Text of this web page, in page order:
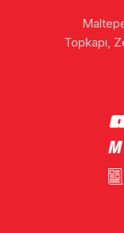
Topkapı,